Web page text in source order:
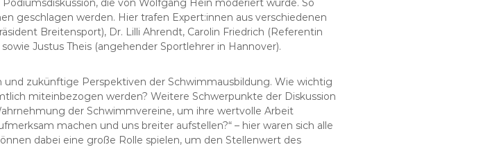
die von Wolfgang Hein moderiert wurde. So
geschlagen werden. Hier trafen Expert:innen aus verschiedenen
Breitensport), Dr. Lilli Ahrendt, Carolin Friedrich (Referentin
Justus Theis (angehender Sportlehrer in Hannover).
zukünftige Perspektiven der Schwimmausbildung. Wie wichtig
miteinbezogen werden? Weitere Schwerpunkte der Diskussion
der Schwimmvereine, um ihre wertvolle Arbeit
machen und uns breiter aufstellen?“ – hier waren sich alle
dabei eine große Rolle spielen, um den Stellenwert des